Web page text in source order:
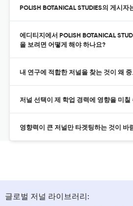
POLISH BOTANICAL STUDIES의 게시
에디티지에서 POLISH BOTANICAL
을 보려면 어떻게 해야 하나요?
내 연구에 적합한 저널을 찾는 것이 왜
저널 선택이 제 학업 경력에 영향을 미칠
영향력이 큰 저널만 타겟팅하는 것이 바
글로벌 저널 라이브러리: